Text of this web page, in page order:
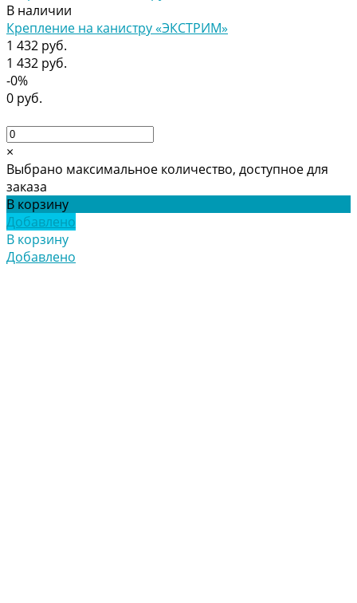
В наличии
Крепление на канистру «ЭКСТРИМ»
1 432 руб.
1 432 руб.
-0%
0 руб.
×
Выбрано максимальное количество, доступное для
заказа
В корзину
Добавлено
В корзину
Добавлено